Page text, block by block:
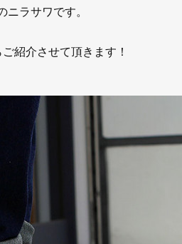
ラサワです。
紹介させて頂きます！